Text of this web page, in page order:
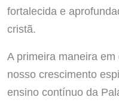
fortalecida e
cristã.
A primeira maneira
nosso crescimento
ensino contínuo da